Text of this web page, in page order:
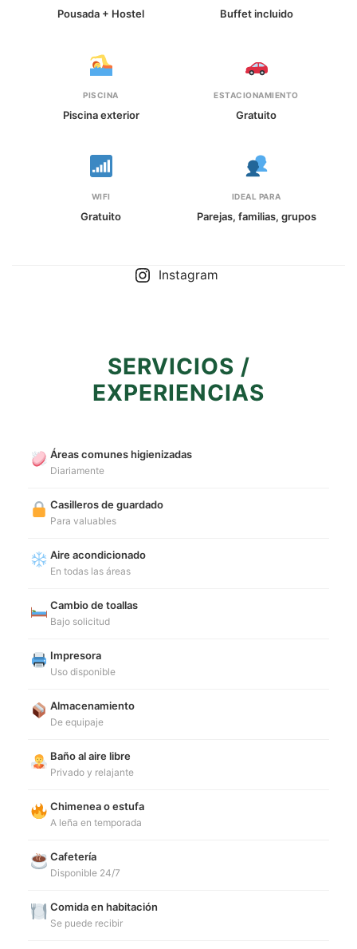
Pousada + Hostel Buffet incluido
PISCINA
Piscina exterior
ESTACIONAMIENTO
Gratuito
WIFI
Gratuito
IDEAL PARA
Parejas, familias, grupos
Instagram
SERVICIOS /
EXPERIENCIAS
Áreas comunes higienizadas
Diariamente
Casilleros de guardado
Para valuables
Aire acondicionado
En todas las áreas
Cambio de toallas
Bajo solicitud
Impresora
Uso disponible
Almacenamiento
De equipaje
Baño al aire libre
Privado y relajante
Chimenea o estufa
A leña en temporada
Cafetería
Disponible 24/7
Comida en habitación
Se puede recibir